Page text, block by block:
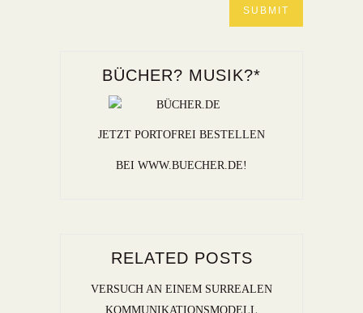
BÜCHER? MUSIK?*
JETZT PORTOFREI BESTELLEN
BEI WWW.BUECHER.DE!
RELATED POSTS
VERSUCH AN EINEM SURREALEN
KOMMUNIKATIONSMODELL